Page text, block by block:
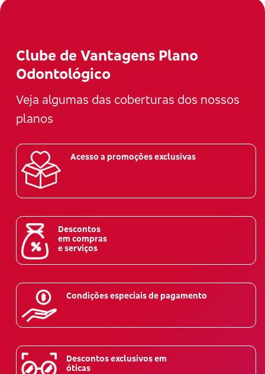
Clube de Vantagens Plano
Odontológico
Veja algumas das coberturas dos nossos
planos
Acesso a promoções exclusivas
Descontos
em compras
e serviços
Condições especiais de pagamento
Descontos exclusivos em
óticas